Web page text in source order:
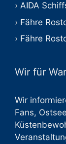
AIDA
Fähre
Fähre
Wir für
Wir
Fans,